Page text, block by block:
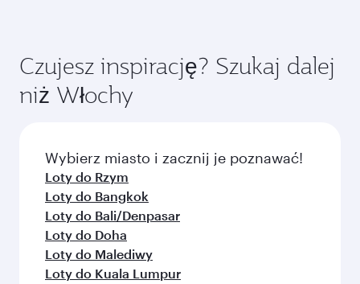
naszych partnerów dostępne mogą być różne
klasy. Prosimy o sprawdzenie szczegółów lotu
podczas dokonywania rezerwacji.
okresie podróży. Taryfy zależą od aktualnego
popytu, popularności trasy i dostępności klas
podróży.
Czujesz inspirację? Szukaj dalej
niż Włochy
Wybierz miasto i zacznij je poznawać!
Loty do Rzym
Loty do Bangkok
Loty do Bali/Denpasar
Loty do Doha
Loty do Malediwy
Loty do Kuala Lumpur